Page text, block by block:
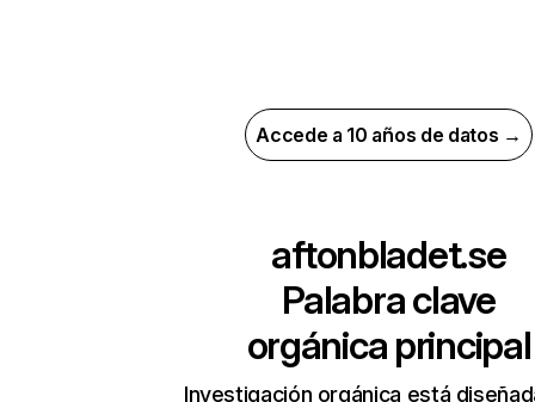
Accede a 10 años de datos →
aftonbladet.se
Palabra clave
orgánica principal
Investigación orgánica está